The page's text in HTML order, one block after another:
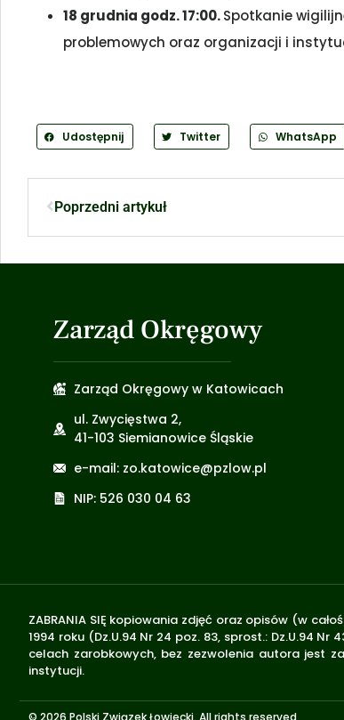
18 grudnia godz. 17:00.Spotkanie
problemowych oraz organizacji i
Udostępnij Twitter WhatsApp
Poprzedni artykuł
Zarząd Okręgowy
Zarząd Okręgowy w Katowicach
ul. Zwycięstwa 2,
41-103 Siemianowice Śląskie
e-mail: zo.katowice@pzlow.pl
NIP: 526 030 04 63
ZABRANIA SIĘ kopiowania zdjęć oraz opisów (w
1994 roku (Dz.U.94 Nr 24 poz. 83, sprost.: Dz.U.94
celach zarobkowych, bez zezwolenia autora jest
instytucji.
© 2026 Polski Związek Łowiecki. All rights reserved